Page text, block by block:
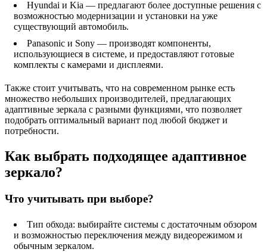
Hyundai и Kia — предлагают более доступные решения с
возможностью модернизации и установки на уже
существующий автомобиль.
Panasonic и Sony — производят компоненты,
использующиеся в системе, и предоставляют готовые
комплекты с камерами и дисплеями.
Также стоит учитывать, что на современном рынке есть
множество небольших производителей, предлагающих
адаптивные зеркала с разными функциями, что позволяет
подобрать оптимальный вариант под любой бюджет и
потребности.
Как выбрать подходящее адаптивное
зеркало?
Что учитывать при выборе?
Тип обхода: выбирайте системы с достаточным обзором
и возможностью переключения между видеорежимом и
обычным зеркалом.